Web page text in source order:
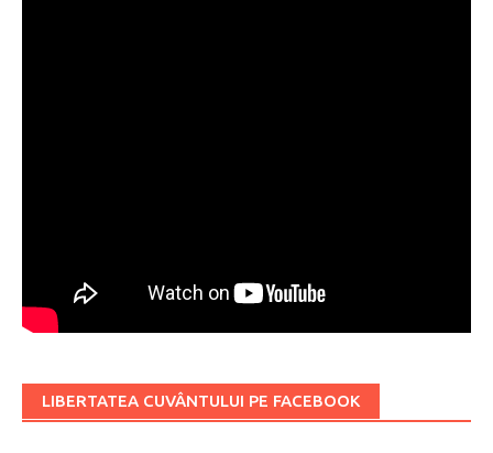
LIBERTATEA CUVÂNTULUI PE FACEBOOK